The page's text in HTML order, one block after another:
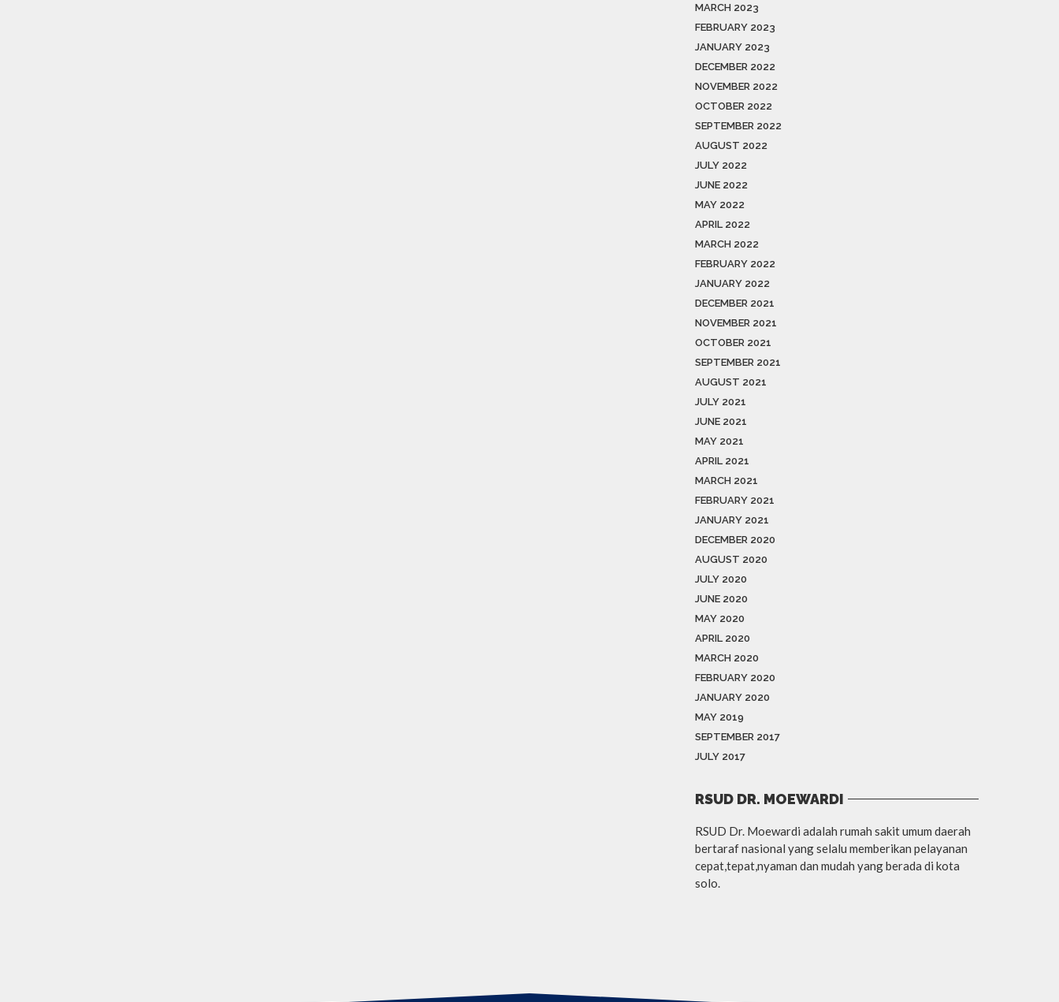
MARCH 2023
FEBRUARY 2023
JANUARY 2023
DECEMBER 2022
NOVEMBER 2022
OCTOBER 2022
SEPTEMBER 2022
AUGUST 2022
JULY 2022
JUNE 2022
MAY 2022
APRIL 2022
MARCH 2022
FEBRUARY 2022
JANUARY 2022
DECEMBER 2021
NOVEMBER 2021
OCTOBER 2021
SEPTEMBER 2021
AUGUST 2021
JULY 2021
JUNE 2021
MAY 2021
APRIL 2021
MARCH 2021
FEBRUARY 2021
JANUARY 2021
DECEMBER 2020
AUGUST 2020
JULY 2020
JUNE 2020
MAY 2020
APRIL 2020
MARCH 2020
FEBRUARY 2020
JANUARY 2020
MAY 2019
SEPTEMBER 2017
JULY 2017
RSUD DR. MOEWARDI
RSUD Dr. Moewardi adalah rumah sakit umum daerah
bertaraf nasional yang selalu memberikan pelayanan
cepat,tepat,nyaman dan mudah yang berada di kota
solo.